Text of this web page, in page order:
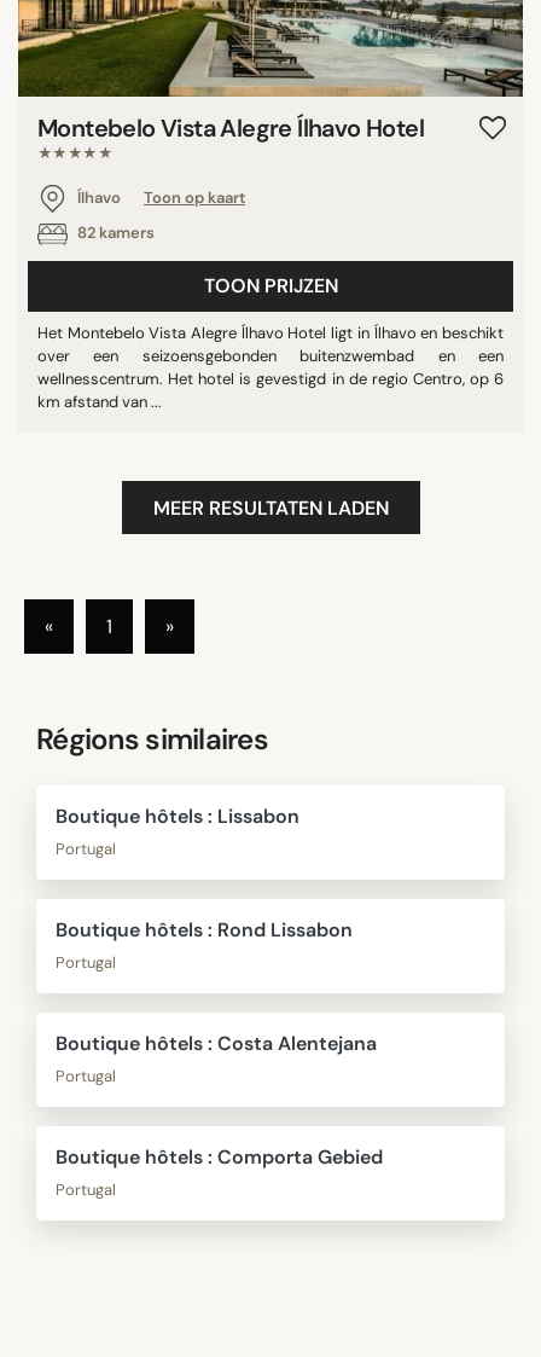
Montebelo Vista Alegre Ílhavo Hotel
★★★★★
Ílhavo
Toon op kaart
82 kamers
TOON PRIJZEN
Het Montebelo Vista Alegre Ílhavo Hotel ligt in Ílhavo en beschikt
over een seizoensgebonden buitenzwembad en een
wellnesscentrum. Het hotel is gevestigd in de regio Centro, op 6
km afstand van ...
MEER RESULTATEN LADEN
« 1 »
Régions similaires
Boutique hôtels : Lissabon
Portugal
Boutique hôtels : Rond Lissabon
Portugal
Boutique hôtels : Costa Alentejana
Portugal
Boutique hôtels : Comporta Gebied
Portugal